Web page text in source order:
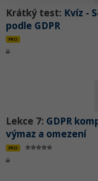
Krátký test: Kvíz -
podle GDPR
PRO
Lekce 7: GDPR
výmaz a omezení
PRO